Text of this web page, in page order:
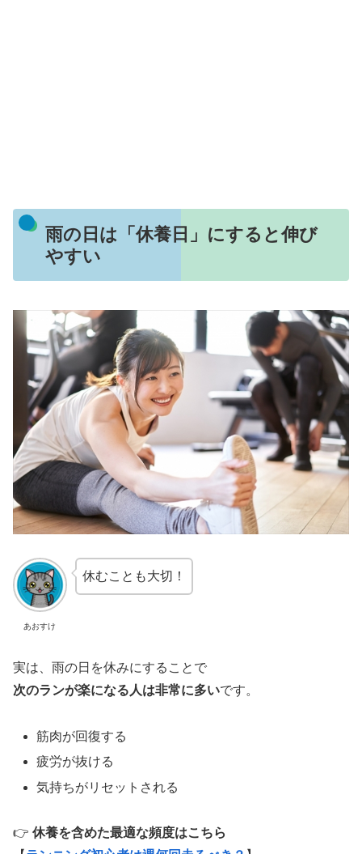
雨の日は「休養日」にすると伸び
やすい
あおすけ
休むことも大切！
実は、雨の日を休みにすることで
次のランが楽になる人は非常に多いです。
筋肉が回復する
疲労が抜ける
気持ちがリセットされる
👉 休養を含めた最適な頻度はこちら